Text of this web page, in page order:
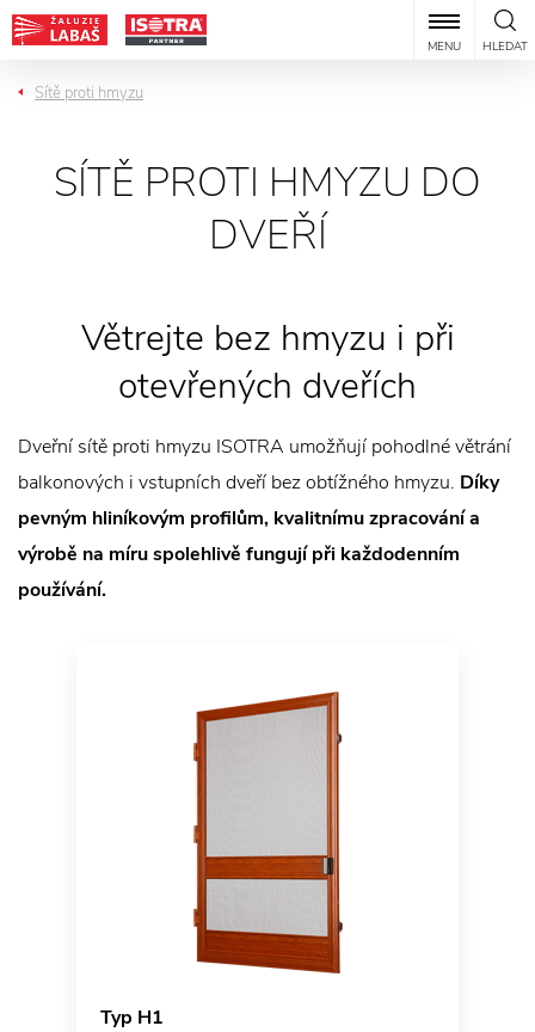
HLEDAT
MENU
Sítě proti hmyzu
SÍTĚ PROTI HMYZU DO
DVEŘÍ
Větrejte bez hmyzu i při
otevřených dveřích
Dveřní sítě proti hmyzu ISOTRA umožňují pohodlné větrání
balkonových i vstupních dveří bez obtížného hmyzu. Díky
pevným hliníkovým profilům, kvalitnímu zpracování a
výrobě na míru spolehlivě fungují při každodenním
používání.
Typ H1